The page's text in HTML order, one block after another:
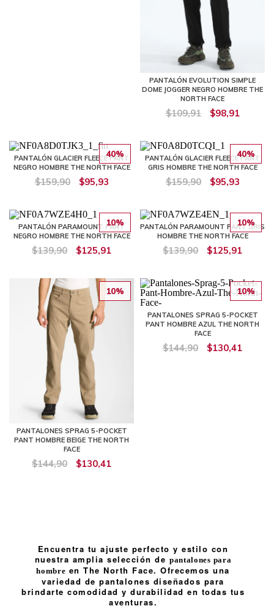
PANTALÓN EVOLUTION SIMPLE
DOME JOGGER NEGRO HOMBRE THE
NORTH FACE
$109,91 $98,91
40%
PANTALÓN GLACIER FLEECE PANT
NEGRO HOMBRE THE NORTH FACE
$159,90 $95,93
40%
PANTALÓN GLACIER FLEECE PANT
GRIS HOMBRE THE NORTH FACE
$159,90 $95,93
10%
PANTALÓN PARAMOUNT PANT
NEGRO HOMBRE THE NORTH FACE
$139,90 $125,91
10%
PANTALÓN PARAMOUNT PANT GRIS
HOMBRE THE NORTH FACE
$139,90 $125,91
10%
PANTALONES SPRAG 5-POCKET
PANT HOMBRE BEIGE THE NORTH
FACE
$144,90 $130,41
10%
PANTALONES SPRAG 5-POCKET
PANT HOMBRE AZUL THE NORTH
FACE
$144,90 $130,41
Encuentra tu ajuste perfecto y estilo con
nuestra amplia selección de pantalones para
hombre en The North Face. Ofrecemos una
variedad de pantalones diseñados para
brindarte comodidad y durabilidad en todas tus
aventuras.